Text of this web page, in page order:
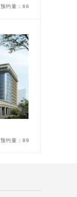
预约量：66
预约量：89